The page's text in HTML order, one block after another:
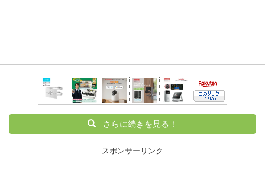
さらに続きを見る！
スポンサーリンク